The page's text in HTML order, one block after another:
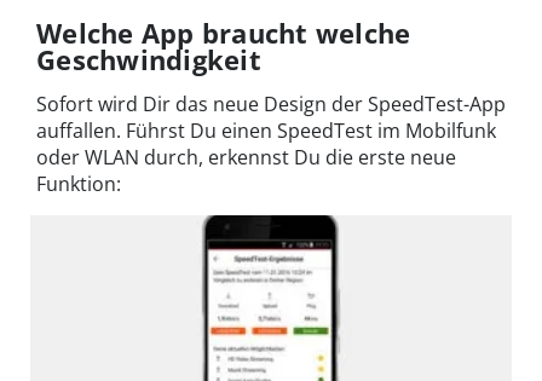
Welche App braucht welche
Geschwindigkeit
Sofort wird Dir das neue Design der SpeedTest-App
auffallen. Führst Du einen SpeedTest im Mobilfunk
oder WLAN durch, erkennst Du die erste neue
Funktion: